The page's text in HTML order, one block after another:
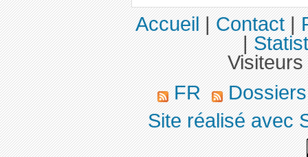
Accueil|Contact|
|
FR
Site réalisé avec